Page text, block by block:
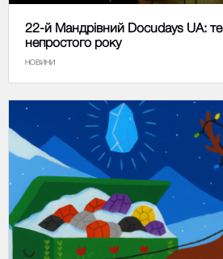
22-й Мандрівний Docudays UA:
непростого року
НОВИНИ